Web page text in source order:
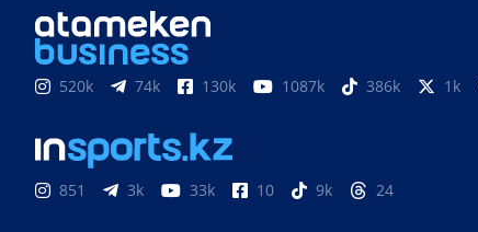
520k 74k 130k 1087k 386k 1k
851 3k 33k 10 9k 24